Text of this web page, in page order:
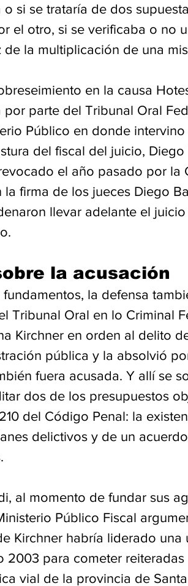
si se trataría de dos
el otro, si se verificaba o no
de la multiplicación de una
en la causa
parte del Tribunal Oral
Público en donde intervino
del fiscal del juicio, Diego
el año pasado por la
la firma de los jueces Diego
llevar adelante el
la acusación
fundamentos, la defensa
Tribunal Oral en lo Criminal
Kirchner en orden al delito
pública y la absolvió
fuera acusada. Y allí se
dos de los presupuestos
del Código Penal: la
delictivos y de un
al momento de fundar sus
Público Fiscal
Kirchner habría liderado una
2003 para cometer
vial de la provincia de